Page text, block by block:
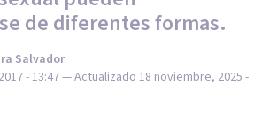
de diferentes formas.
Salvador
- 13:47— Actualizado 18 noviembre, 2025 -